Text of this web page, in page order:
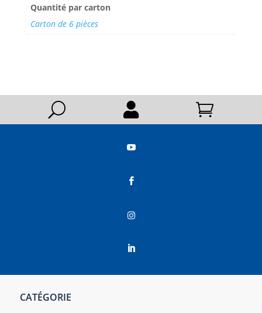
Quantité par carton
Carton de 6 pièces
U  




CATÉGORIE